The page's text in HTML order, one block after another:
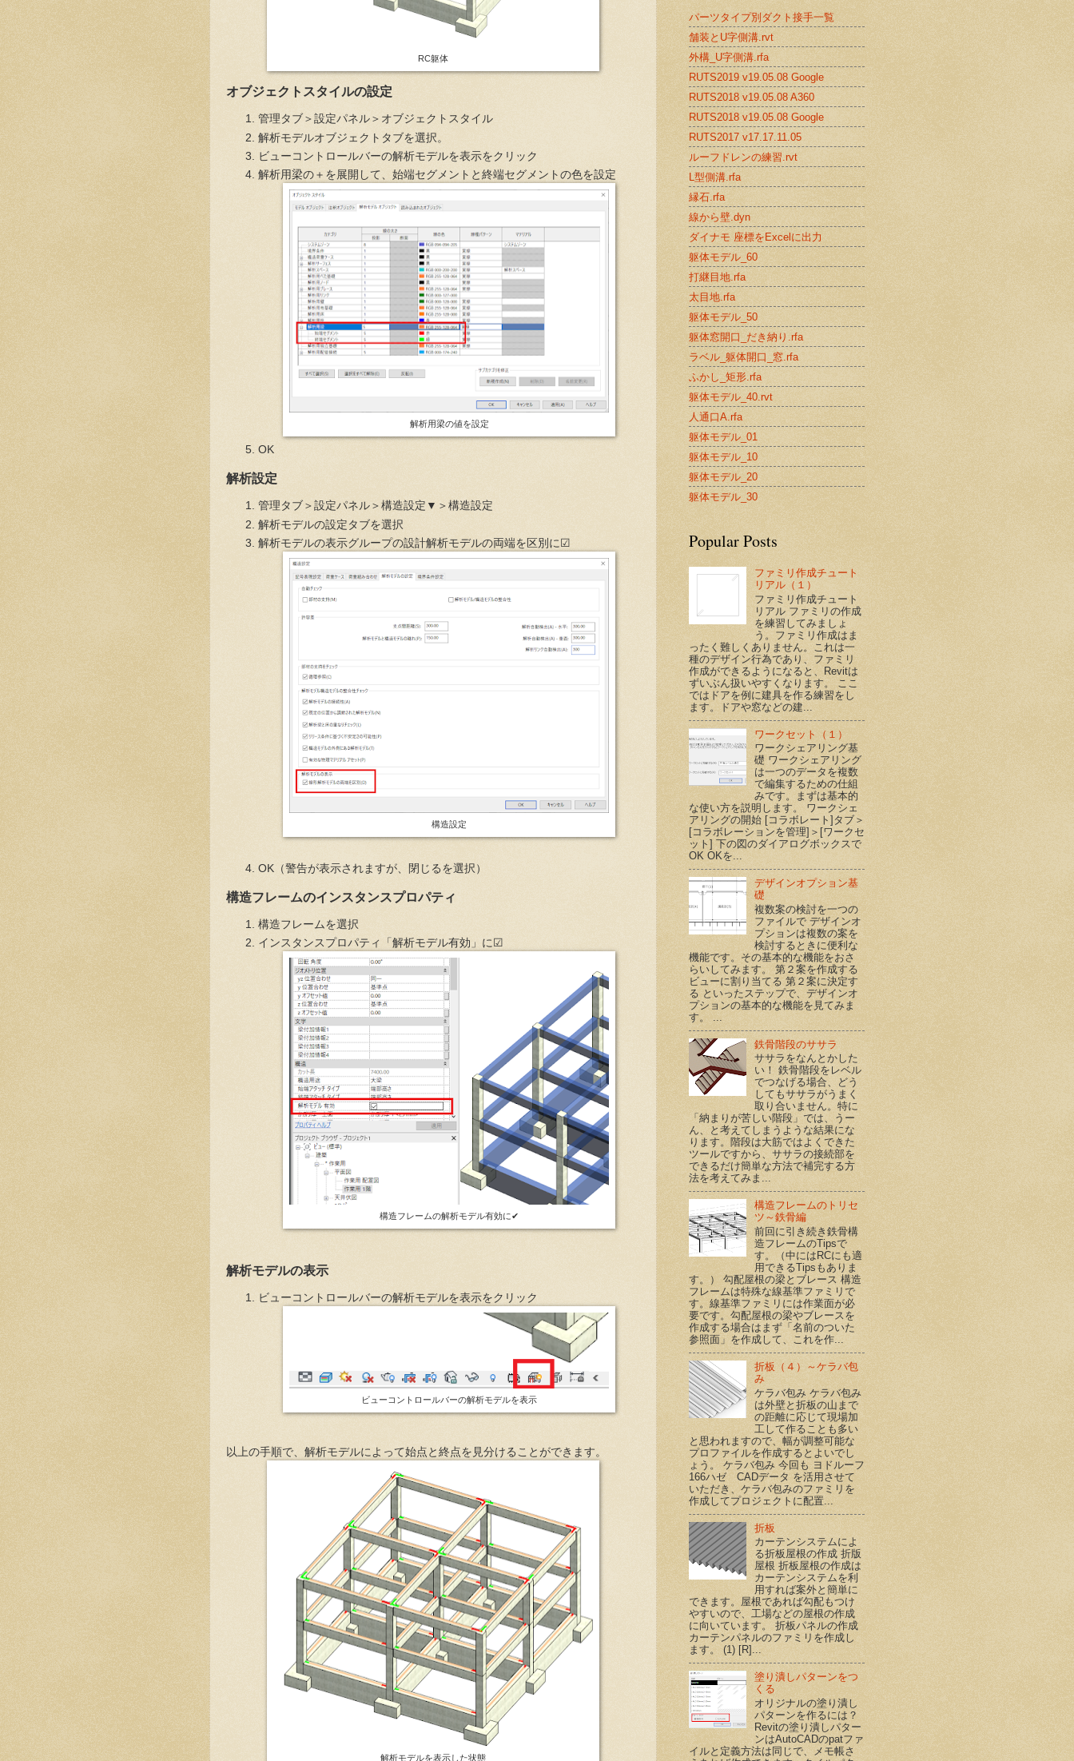
RC躯体
オブジェクトスタイルの設定
管理タブ＞設定パネル＞オブジェクトスタイル
解析モデルオブジェクトタブを選択。
ビューコントロールバーの解析モデルを表示をクリック
解析用梁の＋を展開して、始端セグメントと終端セグメントの色を設定
解析用梁の値を設定
OK
解析設定
管理タブ＞設定パネル＞構造設定▼＞構造設定
解析モデルの設定タブを選択
解析モデルの表示グループの設計解析モデルの両端を区別に☑
構造設定
OK（警告が表示されますが、閉じるを選択）
構造フレームのインスタンスプロパティ
構造フレームを選択
インスタンスプロパティ「解析モデル有効」に☑
構造フレームの解析モデル有効に✔
解析モデルの表示
ビューコントロールバーの解析モデルを表示をクリック
ビューコントロールバーの解析モデルを表示
以上の手順で、解析モデルによって始点と終点を見分けることができます。
解析モデルを表示した状態
パーツタイプ別ダクト接手一覧
舗装とU字側溝.rvt
外構_U字側溝.rfa
RUTS2019 v19.05.08 Google
RUTS2018 v19.05.08 A360
RUTS2018 v19.05.08 Google
RUTS2017 v17.17.11.05
ルーフドレンの練習.rvt
L型側溝.rfa
縁石.rfa
線から壁.dyn
ダイナモ 座標をExcelに出力
躯体モデル_60
打継目地.rfa
太目地.rfa
躯体モデル_50
躯体窓開口_だき納り.rfa
ラベル_躯体開口_窓.rfa
ふかし_矩形.rfa
躯体モデル_40.rvt
人通口A.rfa
躯体モデル_01
躯体モデル_10
躯体モデル_20
躯体モデル_30
Popular Posts
ファミリ作成チュート
リアル（１）
ファミリ作成チュート
リアル ファミリの作成
を練習してみましょ
う。ファミリ作成はま
ったく難しくありません。これは一
種のデザイン行為であり、ファミリ
作成ができるようになると、Revitは
ずいぶん扱いやすくなります。 ここ
ではドアを例に建具を作る練習をし
ます。ドアや窓などの建...
ワークセット（１）
ワークシェアリング基
礎 ワークシェアリング
は一つのデータを複数
で編集するための仕組
みです。まずは基本的
な使い方を説明します。 ワークシェ
アリングの開始 [コラボレート]タブ＞
[コラボレーションを管理]＞[ワークセ
ット] 下の図のダイアログボックスで
OK OKを...
デザインオプション基
礎
複数案の検討を一つの
ファイルで デザインオ
プションは複数の案を
検討するときに便利な
機能です。その基本的な機能をおさ
らいしてみます。 第２案を作成する
ビューに割り当てる 第２案に決定す
る といったステップで、デザインオ
プションの基本的な機能を見てみま
す。 ...
鉄骨階段のササラ
ササラをなんとかした
い！ 鉄骨階段をレベル
でつなげる場合、どう
してもササラがうまく
取り合いません。特に
「納まりが苦しい階段」では、うー
ん、と考えてしまうような結果にな
ります。階段は大筋ではよくできた
ツールですから、ササラの接続部を
できるだけ簡単な方法で補完する方
法を考えてみま...
構造フレームのトリセ
ツ～鉄骨編
前回に引き続き鉄骨構
造フレームのTipsで
す。（中にはRCにも適
用できるTipsもありま
す。） 勾配屋根の梁とブレース 構造
フレームは特殊な線基準ファミリで
す。線基準ファミリには作業面が必
要です。勾配屋根の梁やブレースを
作成する場合はまず「名前のついた
参照面」を作成して、これを作...
折板（４）～ケラバ包
み
ケラバ包み ケラバ包み
は外壁と折板の山まで
の距離に応じて現場加
工して作ることも多い
と思われますので、幅が調整可能な
プロファイルを作成するとよいでし
ょう。 ケラバ包み 今回も ヨドルーフ
166ハゼ CADデータ を活用させて
いただき、ケラバ包みのファミリを
作成してプロジェクトに配置...
折板
カーテンシステムによ
る折板屋根の作成 折版
屋根 折板屋根の作成は
カーテンシステムを利
用すれば案外と簡単に
できます。屋根であれば勾配もつけ
やすいので、工場などの屋根の作成
に向いています。 折板パネルの作成
カーテンパネルのファミリを作成し
ます。 (1) [R]...
塗り潰しパターンをつ
くる
オリジナルの塗り潰し
パターンを作るには？
Revitの塗り潰しパター
ンはAutoCADのpatファ
イルと定義方法は同じで、メモ帳さ